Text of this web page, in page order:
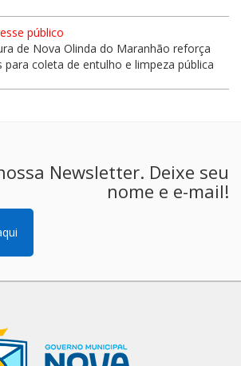
público
de Nova Olinda do Maranhão reforça
para coleta de entulho e limpeza pública
Newsletter. Deixe seu
nome e e-mail!